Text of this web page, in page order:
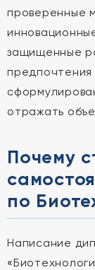
проверенные
защищенные
отражать
Почему
по
Написание